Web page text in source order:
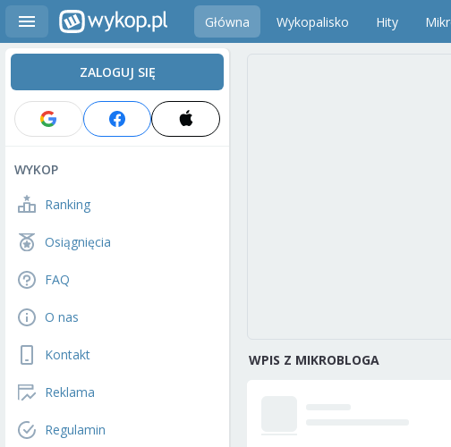
Główna Wykopalisko Hity
ZALOGUJ SIĘ
WYKOP
Ranking
Osiągnięcia
FAQ
O nas
Kontakt
Reklama
Regulamin
WPIS Z MIKROBLOGA